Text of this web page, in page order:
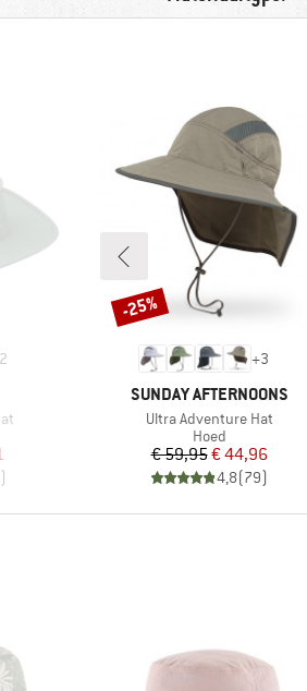
2
prijs
)
+3
MERK
SUNDAY AFTERNOONS
Artikel
Ultra Adventure Hat
Productgroep
Hoed
Prijs
€ 59,95Verlaagde prijs
€ 44,96
4,8(79)
Korting
-25%